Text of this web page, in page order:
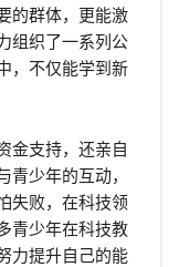
的群体，更能激
组织了一系列公
，不仅能学到新
金支持，还亲自
少年的互动，
失败，在科技领
青少年在科技教
力提升自己的能